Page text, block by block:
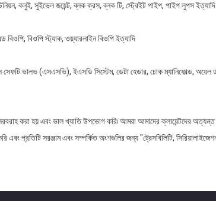
কনুই, সুইভেল জয়েন্ট, ব্লক ক্রস, ব্লক টি, স্ট্রেইট পাইপ, পাইপ লুপস
বিওপি, বিওপি স্ট্যাক, ওয়্যারলাইন বিওপি ইত্যাদি
ভালভ (এসএসভি), ইএসডি সিস্টেম, ডেটা হেডার, চোক ম্যানিফোল্ড, অয়েল
করা হয় এবং ভাল খ্যাতি উপভোগ করি৷ আমরা আমাদের ক্লায়েন্টদের
এবং প্রতিটি সরঞ্জাম এবং সম্পর্কিত অংশগুলির জন্য "ট্রেসবিলিটি,